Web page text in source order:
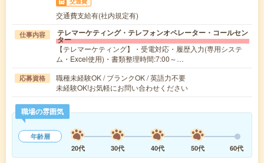
交通費支給有(社内規定有)
仕事内容 テレマーケティング・テレフォンオペレーター・コールセン
ター
【テレマーケティング】・受電対応・履歴入力(専用システ
ム・Excel使用)・書類整理時間:7:00～…
応募資格
職種未経験OK / ブランクOK / 英語力不要
未経験OK!お気軽にお問い合わせください
職場の雰囲気
年齢層
20代
30代 40代 50代 60代